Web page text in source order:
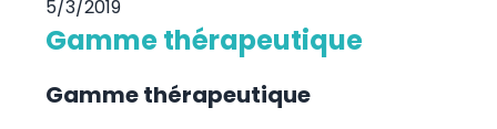
5/3/2019
Gamme thérapeutique
Gamme thérapeutique